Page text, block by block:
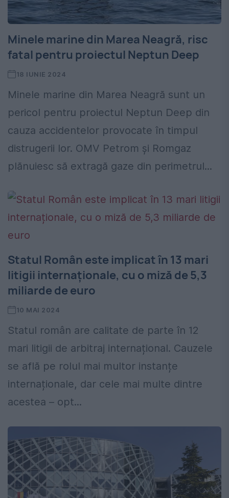
Minele marine din Marea Neagră, risc
fatal pentru proiectul Neptun Deep
18 IUNIE 2024
Minele marine din Marea Neagră sunt un
pericol pentru proiectul Neptun Deep din
cauza accidentelor provocate în timpul
distrugerii lor. OMV Petrom și Romgaz
plănuiesc să extragă gaze din perimetrul...
Statul Român este implicat în 13 mari
litigii internaționale, cu o miză de 5,3
miliarde de euro
10 MAI 2024
Statul român are calitate de parte în 12
mari litigii de arbitraj internațional. Cauzele
se află pe rolul mai multor instanțe
internaționale, dar cele mai multe dintre
acestea – opt...